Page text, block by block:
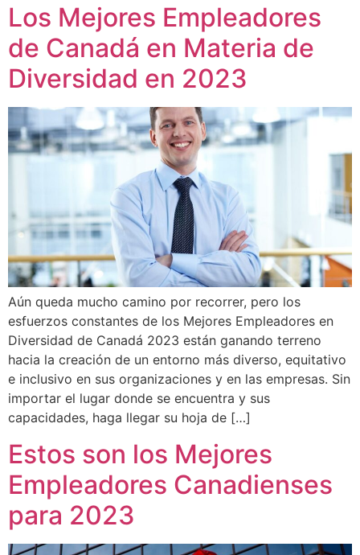
Los Mejores Empleadores
de Canadá en Materia de
Diversidad en 2023
Aún queda mucho camino por recorrer, pero los
esfuerzos constantes de los Mejores Empleadores en
Diversidad de Canadá 2023 están ganando terreno
hacia la creación de un entorno más diverso, equitativo
e inclusivo en sus organizaciones y en las empresas. Sin
importar el lugar donde se encuentra y sus
capacidades, haga llegar su hoja de […]
Estos son los Mejores
Empleadores Canadienses
para 2023